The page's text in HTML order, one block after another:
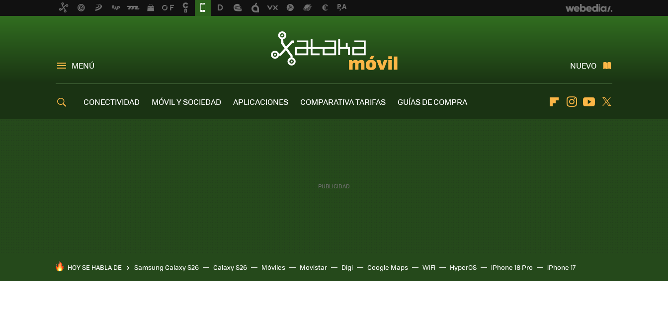
MENÚ NUEVO
CONECTIVIDAD MÓVIL Y SOCIEDAD APLICACIONES COMPARATIVA TARIFAS
GUÍAS DE COMPRA
FlipboardInstagramYoutube
HOY SE HABLA DE Samsung Galaxy S26 Galaxy S26 Móviles Movistar Digi Google Maps WiFi HyperOS iPhone 18 Pro iPhone 17